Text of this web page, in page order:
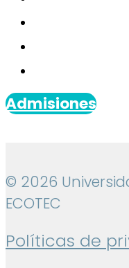
Admisiones
© 2026
ECOTEC
Políticas de